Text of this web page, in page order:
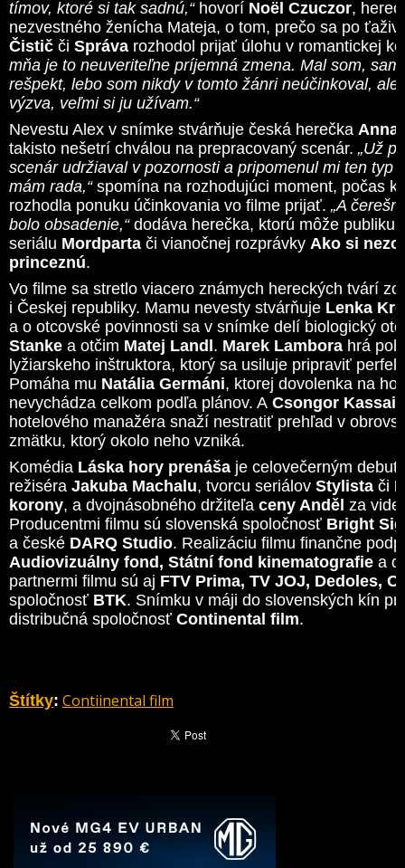
tímov, ktoré si tak sadnú,“hovorí Noël Czuczor,
nezvestného ženícha Mateja, o tom, prečo sa po
Čistič či Správa rozhodol prijať úlohu v romantickej
mňa je to neuveriteľne príjemná zmena. Mal som,
rešpekt, lebo som nikdy v tomto žánri neúčinkoval, ale
výzva, veľmi si ju užívam.“
Nevestu Alex v snímke stvárňuje česká herečka Anna
takisto nešetrí chválou na prepracovaný scenár. „Už
scenár udržiaval v pozornosti a pripomenul mi ten typ
mám rada,“spomína na rozhodujúci moment, počas
rozhodla ponuku účinkovania vo filme prijať. „A
bolo obsadenie,“dodáva herečka, ktorú môže
seriálu Mordparta či vianočnej rozprávky Ako si
princeznú.
Vo filme sa stretlo viacero známych hereckých tvárí
i Českej republiky. Mamu nevesty stvárňuje Lenka
a o otcovské povinnosti sa v snímke delí biologický
Stanke a otčim Matej Landl. Marek Lambora hrá
lyžiarskeho inštruktora, ktorý sa usiluje pripraviť
Pomáha mu Natália Germáni, ktorej dovolenka na
nevychádza celkom podľa plánov. A Csongor Kassai
hotelového manažéra snaží nestratiť prehľad v
zmätku, ktorý okolo neho vzniká.
Komédia Láska hory prenáša je celovečerným
režiséra Jakuba Machalu, tvorcu seriálov Stylista či
korony, a dvojnásobného držiteľa ceny Anděl za
Producentmi filmu sú slovenská spoločnosť Bright
a české DARQ Studio. Realizáciu filmu finančne
Audiovizuálny fond, Státní fond kinematografie a
partnermi filmu sú aj FTV Prima, TV JOJ, Dedoles,
spoločnosť BTK. Snímku v máji do slovenských kín
distribučná spoločnosť Continental film.
Štítky: Contiinental film